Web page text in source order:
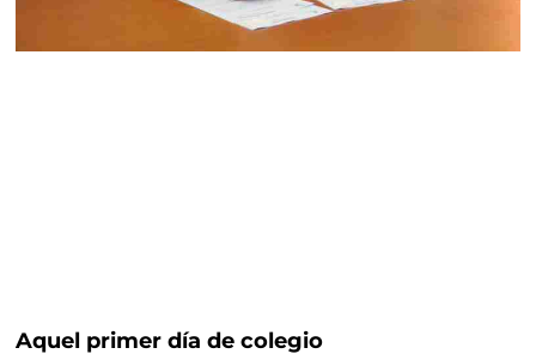
Aquel primer día de colegio